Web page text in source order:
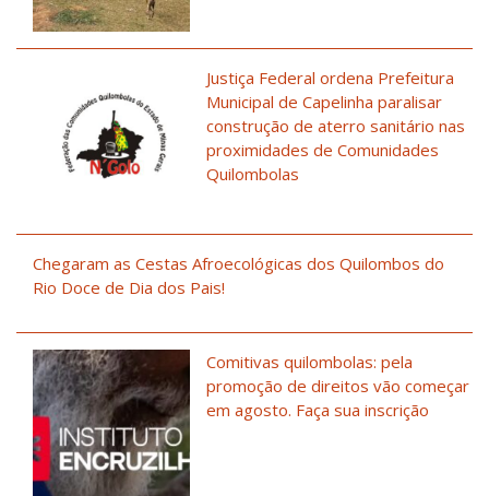
Justiça Federal ordena Prefeitura
Municipal de Capelinha paralisar
construção de aterro sanitário nas
proximidades de Comunidades
Quilombolas
Chegaram as Cestas Afroecológicas dos Quilombos do
Rio Doce de Dia dos Pais!
Comitivas quilombolas: pela
promoção de direitos vão começar
em agosto. Faça sua inscrição